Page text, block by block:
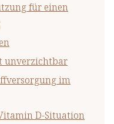
für einen
unverzichtbar
im
D-Situation